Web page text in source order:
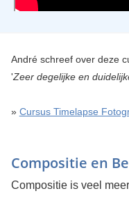
André schreef over deze
'Zeer degelijke en
» Cursus Timelapse
Compositie en
Compositie is veel